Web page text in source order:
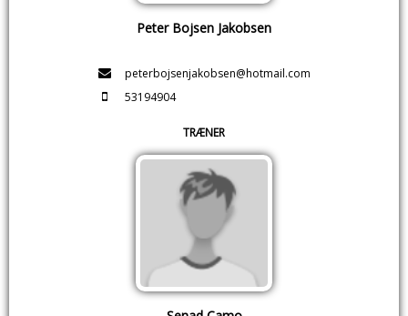
Peter Bojsen Jakobsen
peterbojsenjakobsen@hotmail.com
53194904
TRÆNER